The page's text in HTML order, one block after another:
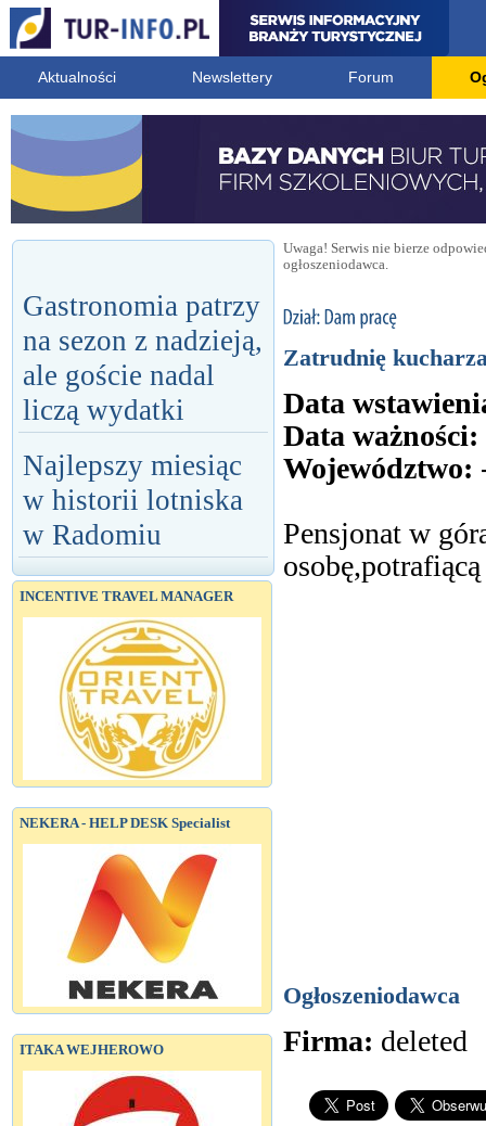
Aktualności Newslettery Forum
Gastronomia patrzy
na sezon z nadzieją,
ale goście nadal
liczą wydatki
Najlepszy miesiąc
w historii lotniska
w Radomiu
INCENTIVE TRAVEL MANAGER
NEKERA - HELP DESK Specialist
ITAKA WEJHEROWO
Uwaga! Serwis nie bierze
ogłoszeniodawca.
Zatrudnię
Data
Data ważności:
Województwo:
Pensjonat w
Ogłoszeniodawca
Firma: deleted